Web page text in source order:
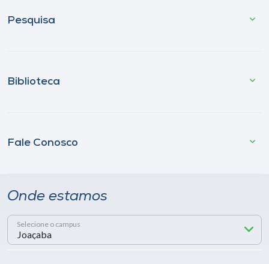
Pesquisa
Biblioteca
Fale Conosco
Onde estamos
Selecione o campus